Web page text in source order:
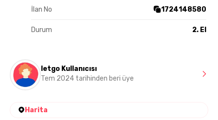
İlan No 1724148580
Durum 2. El
letgo Kullanıcısı
Tem 2024 tarihinden beri üye
Harita